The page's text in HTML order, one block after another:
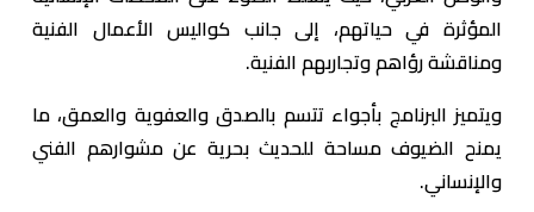
المؤثرة في حياتهم، إلى جانب كواليس الأعمال الفنية
ومناقشة رؤاهم وتجاربهم الفنية.
ويتميز البرنامج بأجواء تتسم بالصدق والعفوية والعمق، ما
يمنح الضيوف مساحة للحديث بحرية عن مشوارهم الفني
والإنساني.